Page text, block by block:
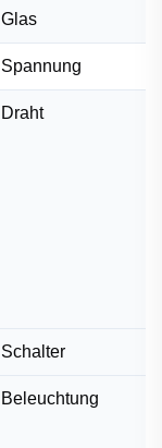
Glas
Spannung
Draht
Schalter
Beleuchtung